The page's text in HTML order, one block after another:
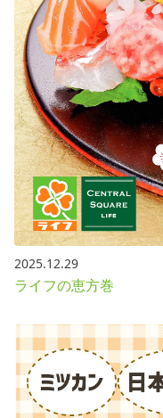
2025.12.29
ライフの恵方巻